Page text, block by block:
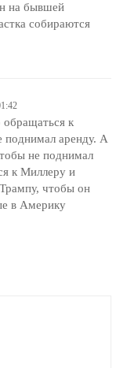
на бывшей
собираются
к
поднимал аренду. А
не поднимал
к Миллеру и
чтобы он
в Америку